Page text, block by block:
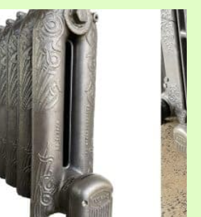
INSCRIVEZ-MOI!
NON, MERCI